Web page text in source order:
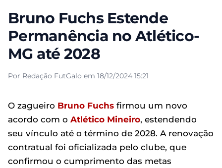
Bruno Fuchs Estende
Permanência no Atlético-
MG até 2028
Por Redação FutGalo em 18/12/2024 15:21
O zagueiro Bruno Fuchs firmou um novo
acordo com o Atlético Mineiro, estendendo
seu vínculo até o término de 2028. A renovação
contratual foi oficializada pelo clube, que
confirmou o cumprimento das metas